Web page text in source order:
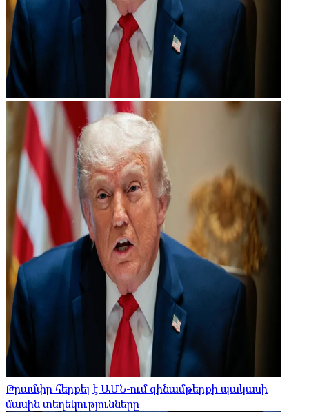
Թրամփը հերքել է ԱՄՆ-ում զինամթերքի պակասի
մասին տեղեկությունները